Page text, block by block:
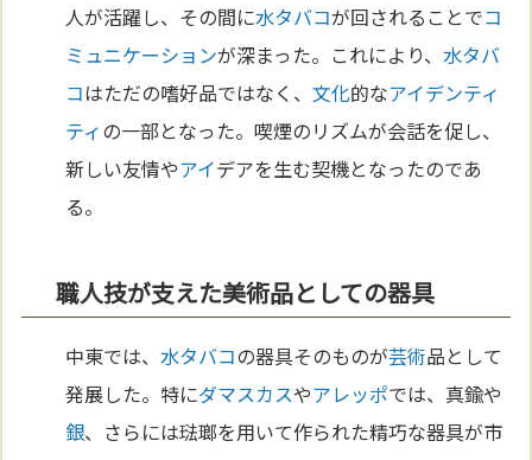
人が活躍し、その間に水タバコが回されることでコ
ミュニケーションが深まった。これにより、水タバ
コはただの嗜好品ではなく、文化的なアイデンティ
ティの一部となった。喫煙のリズムが会話を促し、
新しい友情やアイデアを生む契機となったのであ
る。
職人技が支えた美術品としての器具
中東では、水タバコの器具そのものが芸術品として
発展した。特にダマスカスやアレッポでは、真鍮や
銀、さらには琺瑯を用いて作られた精巧な器具が市